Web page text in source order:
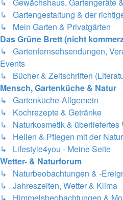
↳ Gartengestaltung & der
↳ Mein Garten & Privatgärten
Das Grüne Brett (nicht
↳ Gartenfernsehsendungen,
Events
↳ Bücher & Zeitschriften
Mensch, Gartenküche & Natur
↳ Gartenküche-Allgemein
↳ Kochrezepte & Getränke
↳ Naturkosmetik & überliefertes
↳ Heilen & Pflegen mit der Natur
↳ Lifestyle4you - Meine Seite
Wetter- & Naturforum
↳ Naturbeobachtungen & -
↳ Jahreszeiten, Wetter & Klima